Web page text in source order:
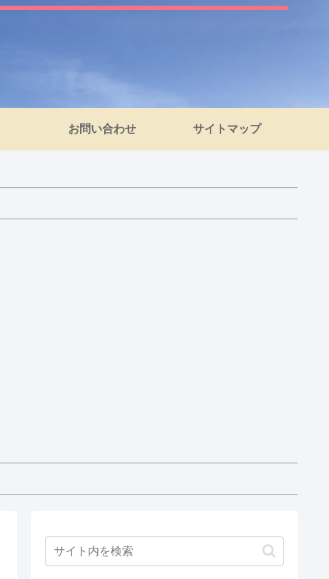
お問い合わせ サイトマップ